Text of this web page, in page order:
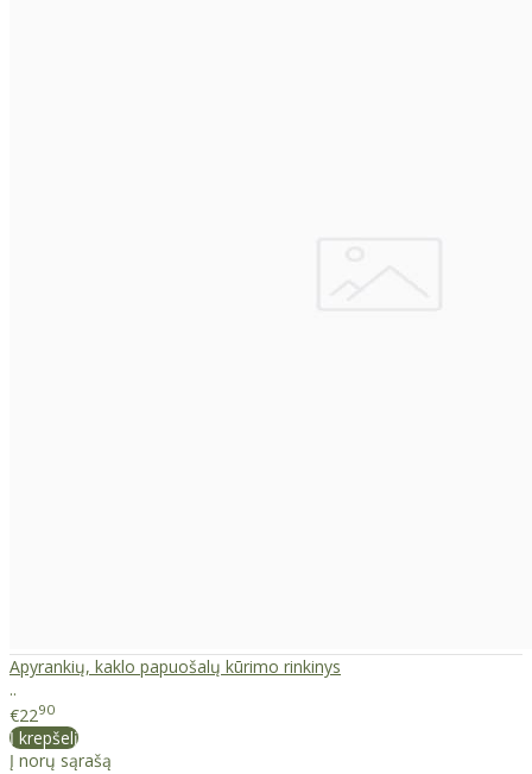
Apyrankių, kaklo papuošalų kūrimo rinkinys
..
€2290
Į krepšelį
Į norų sąrašą